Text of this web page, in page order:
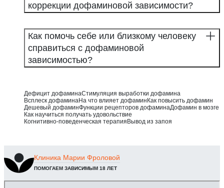
коррекции дофаминовой зависимости?
Как помочь себе или близкому человеку
справиться с дофаминовой
зависимостью?
Дефицит дофаминаСтимуляция выработки дофамина
Всплеск дофаминаНа что влияет дофамин Как повысить дофамин
Дешевый дофаминФункции рецепторов дофаминаДофамин в мозге
Как научиться получать удовольствие
Когнитивно-поведенческая терапия Вывод из запоя
Клиника Марии Фроловой
ПОМОГАЕМ ЗАВИСИМЫМ 18 ЛЕТ